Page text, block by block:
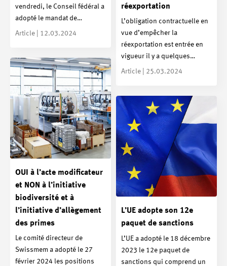
réexportation
L’obligation contractuelle en
vue d’empêcher la
réexportation est entrée en
vigueur il y a quelques…
Article | 25.03.2024
vendredi, le Conseil fédéral a
adopté le mandat de…
Article | 12.03.2024
OUI à l’acte modificateur
et NON à l’initiative
biodiversité et à
l’initiative d’allègement
des primes
Le comité directeur de
Swissmem a adopté le 27
février 2024 les positions
L’UE adopte son 12e
paquet de sanctions
L’UE a adopté le 18 décembre
2023 le 12e paquet de
sanctions qui comprend un